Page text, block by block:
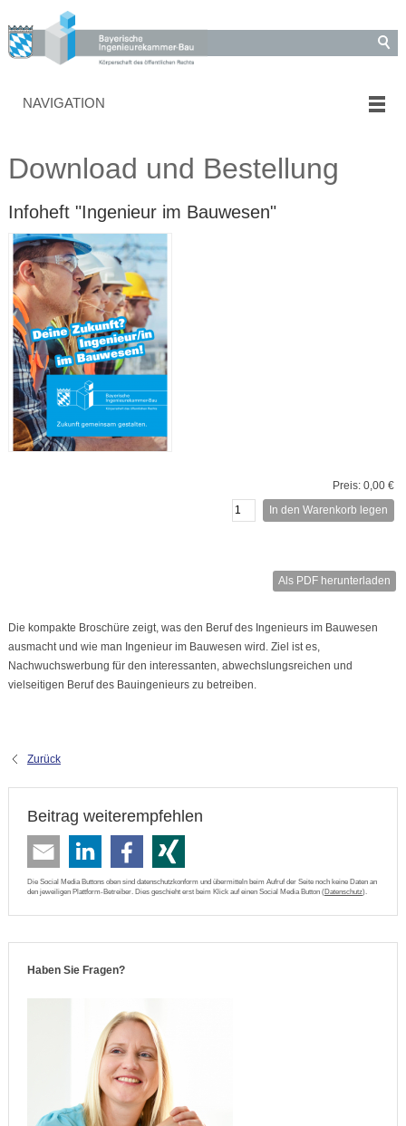
NAVIGATION
Download und Bestellung
Infoheft "Ingenieur im Bauwesen"
Preis: 0,00 €
In den Warenkorb legen
Als PDF herunterladen
Die kompakte Broschüre zeigt, was den Beruf des Ingenieurs im Bauwesen
ausmacht und wie man Ingenieur im Bauwesen wird. Ziel ist es,
Nachwuchswerbung für den interessanten, abwechslungsreichen und
vielseitigen Beruf des Bauingenieurs zu betreiben.
Zurück
Beitrag weiterempfehlen
Die Social Media Buttons oben sind datenschutzkonform und übermitteln beim Aufruf der Seite noch keine Daten an
den jeweiligen Plattform-Betreiber. Dies geschieht erst beim Klick auf einen Social Media Button (Datenschutz).
Haben Sie Fragen?